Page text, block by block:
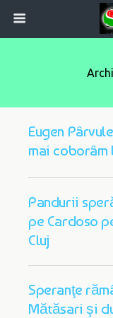
Eugen
mai coborâm
Pandurii
pe Cardoso
Cluj
Speranţe
Mătăsari şi